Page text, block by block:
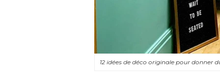
12 idées de déco originale pour donner